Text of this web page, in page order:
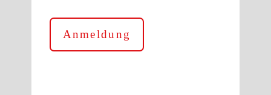
Anmeldung